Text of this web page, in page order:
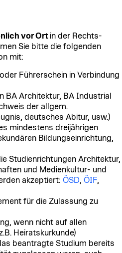
vor Ort in der Rechts-
Sie bitte die folgenden
mit:
Führerschein in Verbindung
BA Architektur, BA Industrial
der allgem.
deutsches Abitur, usw.)
mindestens dreijährigen
Bildungseinrichtung,
Studienrichtungen Architektur,
und Medienkultur- und
akzeptiert: ÖSD, ÖIF,
für die Zulassung zu
wenn nicht auf allen
Heiratskurkunde)
beantragte Studium bereits